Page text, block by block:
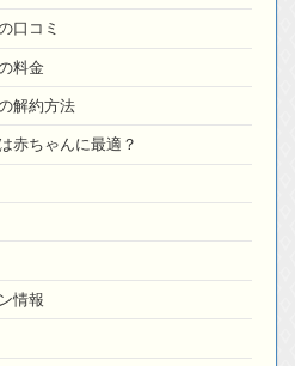
口コミ
料金
解約方法
赤ちゃんに最適？
情報